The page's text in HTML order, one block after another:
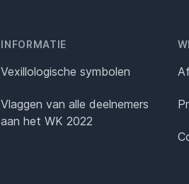
INFORMATIE
Vexillologische symbolen
Vlaggen van alle deelnemers
aan het WK 2022